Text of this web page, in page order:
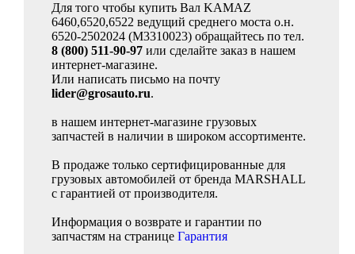
Для того чтобы купить Вал KAMAZ
6460,6520,6522 ведущий среднего моста о.н.
6520-2502024 (M3310023) обращайтесь по тел.
8 (800) 511-90-97 или сделайте заказ в нашем
интернет-магазине.
Или написать письмо на почту
lider@grosauto.ru.
в нашем интернет-магазине грузовых
запчастей в наличии в широком ассортименте.
В продаже только сертифицированные для
грузовых автомобилей от бренда MARSHALL
с гарантией от производителя.
Информация о возврате и гарантии по
запчастям на странице Гарантия